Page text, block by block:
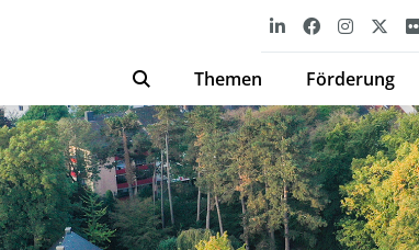
Themen Förderung